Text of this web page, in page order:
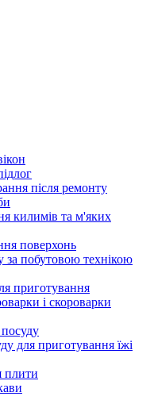
після ремонту
килимів та м'яких
поверхонь
за побутовою технікою
приготування
і скороварки
для приготування їжі
плити